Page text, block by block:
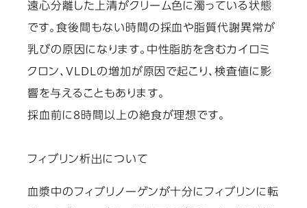
遠心分離した上清がクリーム色に濁っている状態
です。食後間もない時間の採血や脂質代謝異常が
乳びの原因になります。中性脂肪を含むカイロミ
クロン、VLDLの増加が原因で起こり、検査値に影
響を与えることもあります。
採血前に8時間以上の絶食が理想です。
フィブリン析出について
血漿中のフィブリノーゲンが十分にフィブリンに転